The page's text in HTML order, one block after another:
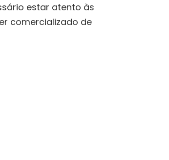
estar atento às
comercializado de